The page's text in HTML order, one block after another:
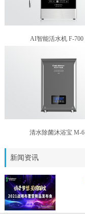
AI智能活水机 F-700
清水除菌沐浴宝 M-6
新闻资讯